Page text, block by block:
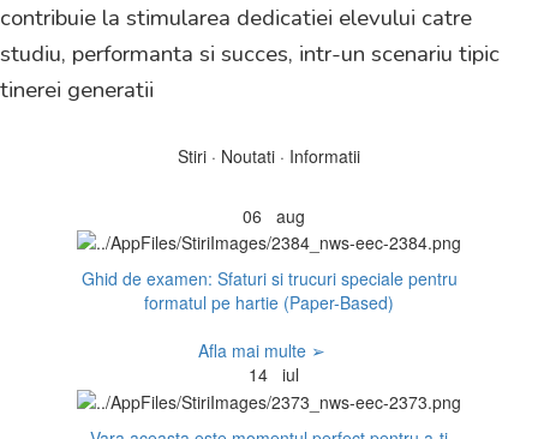
contribuie la stimularea dedicatiei elevului catre
studiu, performanta si succes, intr-un scenariu tipic
tinerei generatii
Stiri · Noutati · Informatii
06 aug
Ghid de examen: Sfaturi si trucuri speciale pentru
formatul pe hartie (Paper-Based)
Afla mai multe ➢
14 iul